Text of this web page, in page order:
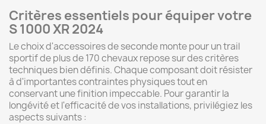
Critères essentiels pour équiper votre
S 1000 XR 2024
Le choix d'accessoires de seconde monte pour un trail
sportif de plus de 170 chevaux repose sur des critères
techniques bien définis. Chaque composant doit résister
à d'importantes contraintes physiques tout en
conservant une finition impeccable. Pour garantir la
longévité et l'efficacité de vos installations, privilégiez les
aspects suivants :